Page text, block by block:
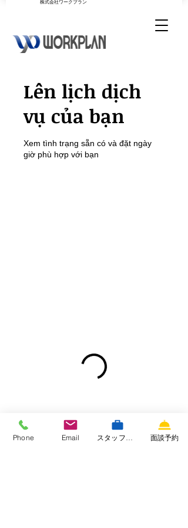
​株式会社ワークプラン
Lên lịch dịch
vụ của bạn
Xem tình trạng sẵn có và đặt ngày
giờ phù hợp với bạn
Phone Email 面談予約